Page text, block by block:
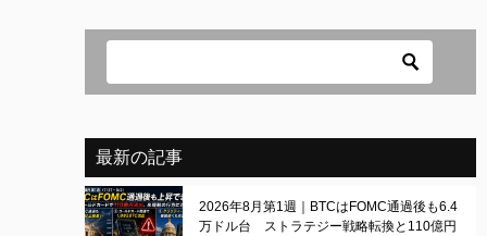
最新の記事
2026年8月第1週｜BTCはFOMC通過後も6.4
万ドル台 ストラテジー戦略転換と110億円